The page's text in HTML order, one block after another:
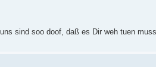
sind soo doof, daß es Dir weh tuen